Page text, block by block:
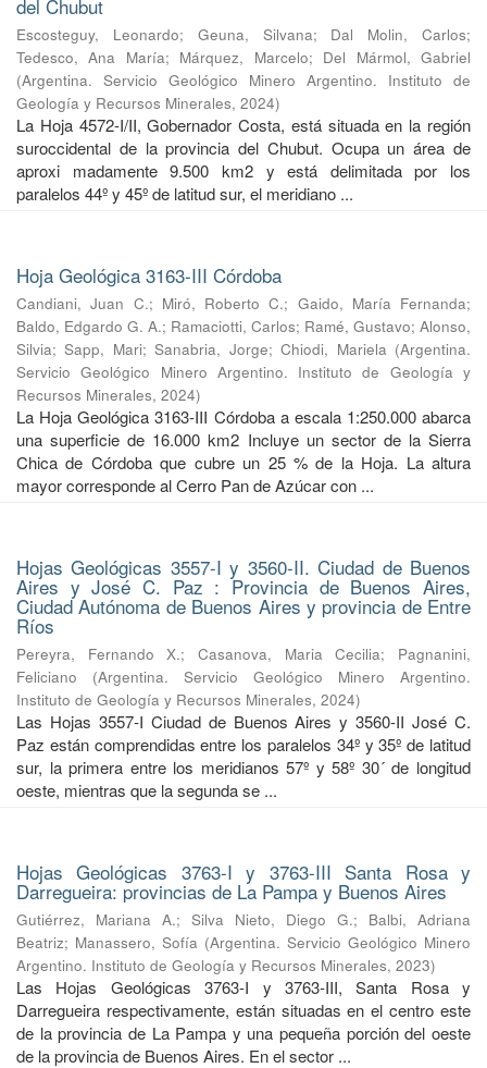
del Chubut
Escosteguy, Leonardo; Geuna, Silvana; Dal Molin, Carlos;
Tedesco, Ana María; Márquez, Marcelo; Del Mármol, Gabriel
(Argentina. Servicio Geológico Minero Argentino. Instituto de
Geología y Recursos Minerales, 2024)
La Hoja 4572-I/II, Gobernador Costa, está situada en la región
suroccidental de la provincia del Chubut. Ocupa un área de
aproxi madamente 9.500 km2 y está delimitada por los
paralelos 44º y 45º de latitud sur, el meridiano ...
Hoja Geológica 3163-III Córdoba
Candiani, Juan C.; Miró, Roberto C.; Gaido, María Fernanda;
Baldo, Edgardo G. A.; Ramaciotti, Carlos; Ramé, Gustavo; Alonso,
Silvia;Sapp, Mari;Sanabria, Jorge;Chiodi, Mariela (Argentina.
Servicio Geológico Minero Argentino. Instituto de Geología y
Recursos Minerales, 2024)
La Hoja Geológica 3163-III Córdoba a escala 1:250.000 abarca
una superficie de 16.000 km2 Incluye un sector de la Sierra
Chica de Córdoba que cubre un 25 % de la Hoja. La altura
mayor corresponde al Cerro Pan de Azúcar con ...
Hojas Geológicas 3557-I y 3560-II. Ciudad de Buenos
Aires y José C. Paz : Provincia de Buenos Aires,
Ciudad Autónoma de Buenos Aires y provincia de Entre
Ríos
Pereyra, Fernando X.;Casanova, Maria Cecilia; Pagnanini,
Feliciano
(Argentina. Servicio Geológico Minero Argentino.
Instituto de Geología y Recursos Minerales, 2024)
Las Hojas 3557-I Ciudad de Buenos Aires y 3560-II José C.
Paz están comprendidas entre los paralelos 34º y 35º de latitud
sur, la primera entre los meridianos 57º y 58º 30´ de longitud
oeste, mientras que la segunda se ...
Hojas Geológicas 3763-I y 3763-III Santa Rosa y
Darregueira: provincias de La Pampa y Buenos Aires
Gutiérrez, Mariana A.; Silva Nieto, Diego G.; Balbi, Adriana
Beatriz; Manassero, Sofía (Argentina. Servicio Geológico Minero
Argentino. Instituto de Geología y Recursos Minerales, 2023)
Las Hojas Geológicas 3763-I y 3763-III, Santa Rosa y
Darregueira respectivamente, están situadas en el centro este
de la provincia de La Pampa y una pequeña porción del oeste
de la provincia de Buenos Aires. En el sector ...